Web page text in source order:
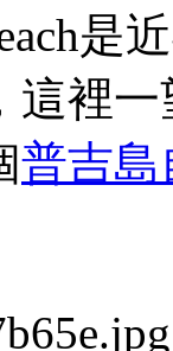
是
這裡
普吉島